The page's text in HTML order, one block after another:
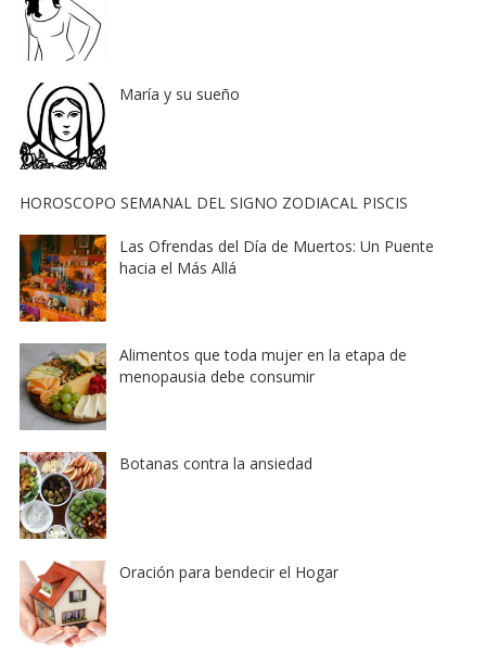
María y su sueño
HOROSCOPO SEMANAL DEL SIGNO ZODIACAL PISCIS
Las Ofrendas del Día de Muertos: Un Puente
hacia el Más Allá
Alimentos que toda mujer en la etapa de
menopausia debe consumir
Botanas contra la ansiedad
Oración para bendecir el Hogar